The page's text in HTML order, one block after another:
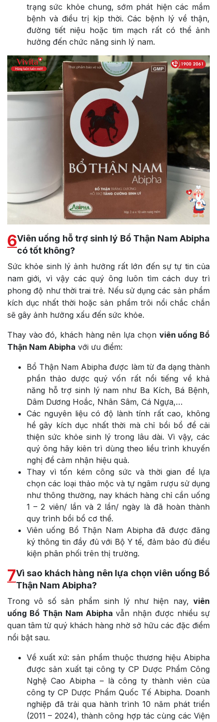
trạng sức khỏe chung, sớm phát hiện các mầm
bệnh và điều trị kịp thời. Các bệnh lý về thận,
đường tiết niệu hoặc tim mạch rất có thể ảnh
hưởng đến chức năng sinh lý nam.
6Viên uống hỗ trợ sinh lý Bổ Thận Nam Abipha
có tốt không?
Sức khỏe sinh lý ảnh hưởng rất lớn đến sự tự tin của
nam giới, vì vậy các quý ông luôn tìm cách duy trì
phong độ như thời trai trẻ. Nếu sử dụng các sản phẩm
kích dục nhất thời hoặc sản phẩm trôi nổi chắc chắn
sẽ gây ảnh hưởng xấu đến sức khỏe.
Thay vào đó, khách hàng nên lựa chọn viên uống Bổ
Thận Nam Abipha với ưu điểm:
Bổ Thận Nam Abipha được làm từ đa dạng thành
phần thảo dược quý vốn rất nổi tiếng về khả
năng hỗ trợ sinh lý nam như Ba Kích, Bá Bệnh,
Dâm Dương Hoắc, Nhân Sâm, Cá Ngựa,…
Các nguyên liệu có độ lành tính rất cao, không
hề gây kích dục nhất thời mà chỉ bồi bổ để cải
thiện sức khỏe sinh lý trong lâu dài. Vì vậy, các
quý ông hãy kiên trì dùng theo liều trình khuyến
nghị để cảm nhận hiệu quả.
Thay vì tốn kém công sức và thời gian để lựa
chọn các loại thảo mộc và tự ngâm rượu sử dụng
như thông thường, nay khách hàng chỉ cần uống
1 – 2 viên/ lần và 2 lần/ ngày là đã hoàn thành
quy trình bồi bổ cơ thể.
Viên uống Bổ Thận Nam Abipha đã được đăng
ký thông tin đầy đủ với Bộ Y tế, đảm bảo đủ điều
kiện phân phối trên thị trường.
7Vì sao khách hàng nên lựa chọn viên uống Bổ
Thận Nam Abipha?
Trong vô số sản phẩm sinh lý như hiện nay, viên
uống Bổ Thận Nam Abipha vẫn nhận được nhiều sự
quan tâm từ quý khách hàng nhờ sở hữu các đặc điểm
nổi bật sau.
Về xuất xứ: sản phẩm thuộc thương hiệu Abipha
được sản xuất tại công ty CP Dược Phẩm Công
Nghệ Cao Abipha – là công ty thành viên của
công ty CP Dược Phẩm Quốc Tế Abipha. Doanh
nghiệp đã trải qua hành trình 10 năm phát triển
(2011 – 2024), thành công hợp tác cùng các Viện